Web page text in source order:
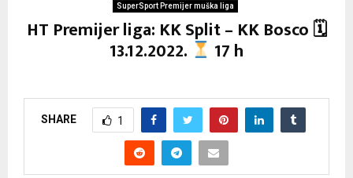
SuperSport Premijer muška liga
HT Premijer liga: KK Split – KK Bosco 🗓
13.12.2022. 17 h
SHARE 1